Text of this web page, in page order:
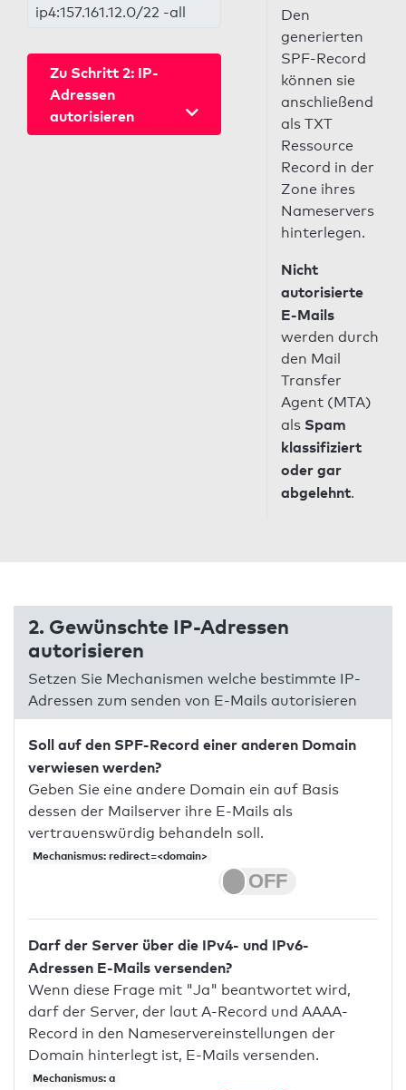
ip4:157.161.12.0/22 -all
Zu Schritt 2: IP-
Adressen
autorisieren
Den
generierten
SPF-Record
können sie
anschließend
als TXT
Ressource
Record in der
Zone ihres
Nameservers
hinterlegen.
Nicht
autorisierte
E-Mails
werden durch
den Mail
Transfer
Agent (MTA)
als Spam
klassifiziert
oder gar
abgelehnt.
2. Gewünschte IP-Adressen
autorisieren
Setzen Sie Mechanismen welche bestimmte IP-
Adressen zum senden von E-Mails autorisieren
Soll auf den SPF-Record einer anderen Domain
verwiesen werden?
Geben Sie eine andere Domain ein auf Basis
dessen der Mailserver ihre E-Mails als
vertrauenswürdig behandeln soll.
Mechanismus: redirect=<domain>
Darf der Server über die IPv4- und IPv6-
Adressen E-Mails versenden?
Wenn diese Frage mit "Ja" beantwortet wird,
darf der Server, der laut A-Record und AAAA-
Record in den Nameservereinstellungen der
Domain hinterlegt ist, E-Mails versenden.
Mechanismus: a